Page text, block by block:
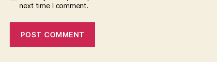
next time I comment.